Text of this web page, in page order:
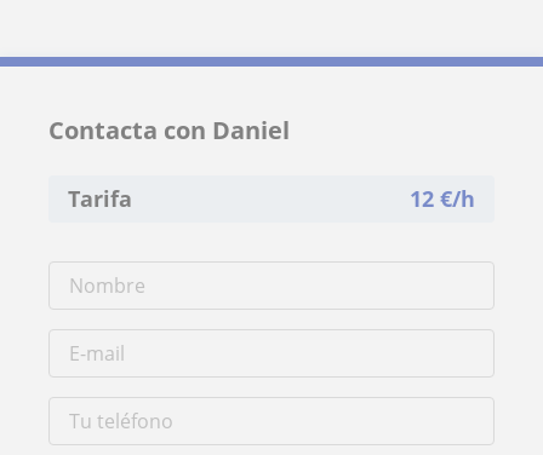
Contacta con Daniel
Tarifa 12 €/h